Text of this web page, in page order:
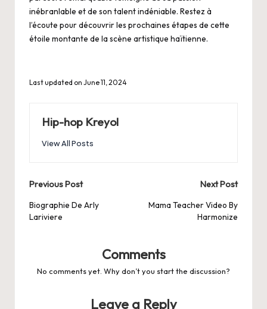
inébranlable et de son talent indéniable. Restez à
l’écoute pour découvrir les prochaines étapes de cette
étoile montante de la scène artistique haïtienne.
Last updated on June 11, 2024
Hip-hop Kreyol
View All Posts
Post
navigation
Previous Post
Biographie De Arly
Lariviere
Next Post
Mama Teacher Video By
Harmonize
Comments
No comments yet. Why don’t you start the discussion?
Leave a Reply